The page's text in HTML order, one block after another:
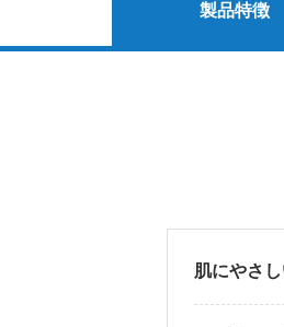
製品特徴
肌にやさし